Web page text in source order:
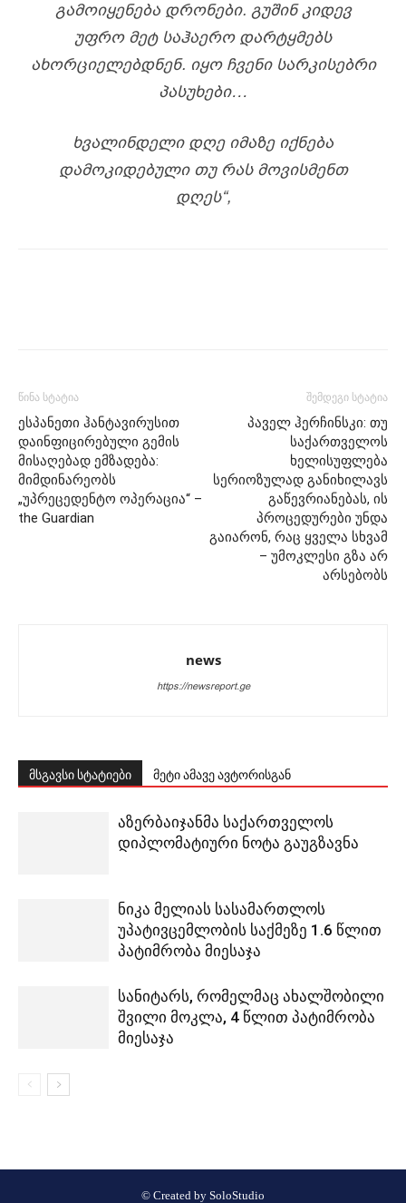
ᲒᲐᲛᲝᲘᲧᲔᲜᲔᲑᲐ ᲓᲠᲝᲜᲔᲑᲘ. ᲒᲣᲨᲘᲜ ᲙᲘᲓᲔᲕ
ᲣᲤᲠᲝ ᲛᲔᲢ ᲡᲐᲰᲐᲔᲠᲝ ᲓᲐᲠᲢᲧᲛᲔᲑᲡ
ᲐᲮᲝᲠᲪᲘᲔᲚᲔᲑᲓᲜᲔᲜ. ᲘᲧᲝ ᲩᲕᲔᲜᲘ ᲡᲐᲠᲙᲘᲡᲔᲑᲠᲘ
ᲞᲐᲡᲣᲮᲔᲑᲘ…
ᲮᲕᲐᲚᲘᲜᲓᲔᲚᲘ ᲓᲦᲔ ᲘᲛᲐᲖᲔ ᲘᲥᲜᲔᲑᲐ
ᲓᲐᲛᲝᲙᲘᲓᲔᲑᲣᲚᲘ ᲗᲣ ᲠᲐᲡ ᲛᲝᲕᲘᲡᲛᲔᲜᲗ
ᲓᲦᲔᲡ“,
წინა სტატია
ესპანეთი ჰანტავირუსით
დაინფიცირებული გემის
მისაღებად ემზადება:
მიმდინარეობს
„უპრეცედენტო ოპერაცია“ –
the Guardian
შემდეგი სტატია
პაველ ჰერჩინსკი: თუ
საქართველოს
ხელისუფლება
სერიოზულად განიხილავს
გაწევრიანებას, ის
პროცედურები უნდა
გაიარონ, რაც ყველა სხვამ
– უმოკლესი გზა არ
არსებობს
news
https://newsreport.ge
მსგავსი სტატიები მეტი ამავე ავტორისგან
აზერბაიჯანმა საქართველოს
დიპლომატიური ნოტა გაუგზავნა
ნიკა მელიას სასამართლოს
უპატივცემლობის საქმეზე 1.6 წლით
პატიმრობა მიესაჯა
სანიტარს, რომელმაც ახალშობილი
შვილი მოკლა, 4 წლით პატიმრობა
მიესაჯა
© Created by SoloStudio